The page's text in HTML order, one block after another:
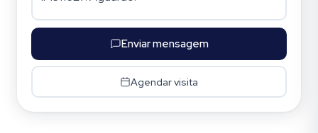
Enviar mensagem
Agendar visita